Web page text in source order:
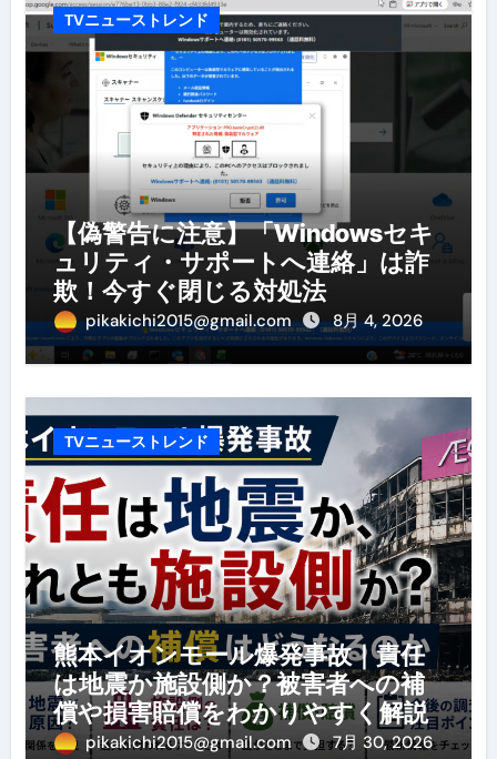
TVニューストレンド
【偽警告に注意】「Windowsセキ
ュリティ・サポートへ連絡」は詐
欺！今すぐ閉じる対処法
pikakichi2015@gmail.com 8月 4, 2026
TVニューストレンド
熊本イオンモール爆発事故｜責任
は地震か施設側か？被害者への補
償や損害賠償をわかりやすく解説
pikakichi2015@gmail.com 7月 30, 2026